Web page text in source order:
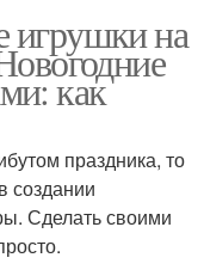
игрушки на
как
праздника, то
создании
Сделать своими